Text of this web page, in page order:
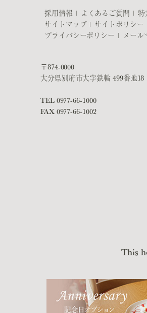
採用情報 よくあるご質問
特
サイトマップ
サイトポリシー
プライバシーポリシー
メール
〒874-0000
大分県別府市大字鉄輪 499番地18
TEL 0977-66-1000
FAX 0977-66-1002
This